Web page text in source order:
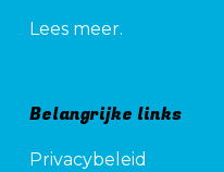
Lees meer.
Belangrijke links
Privacybeleid